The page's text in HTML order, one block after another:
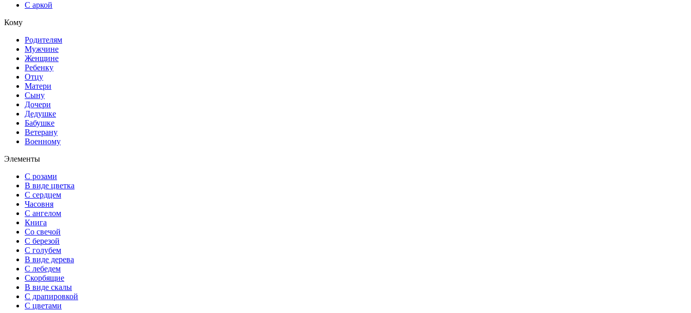
С аркой
Кому
Родителям
Мужчине
Женщине
Ребенку
Отцу
Матери
Сыну
Дочери
Дедушке
Бабушке
Ветерану
Военному
Элементы
С розами
В виде цветка
С сердцем
Часовня
С ангелом
Книга
Со свечой
С березой
С голубем
В виде дерева
С лебедем
Скорбящие
В виде скалы
С драпировкой
С цветами